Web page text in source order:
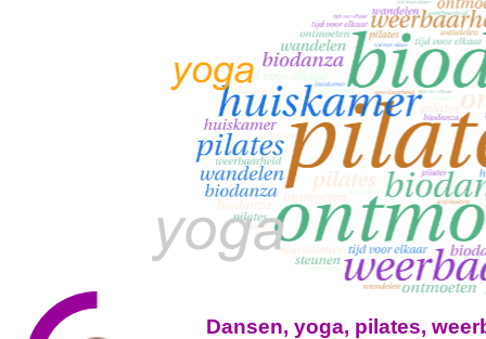
Dansen, yoga, pilates,